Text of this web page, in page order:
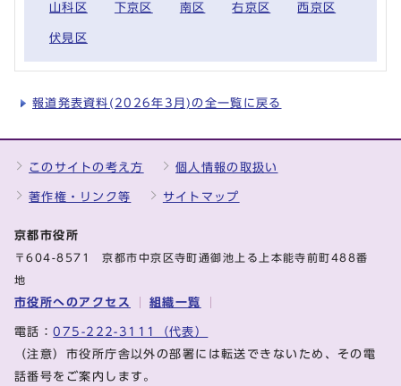
山科区 下京区 南区 右京区 西京区
伏見区
報道発表資料(2026年3月)の全一覧に戻る
このサイトの考え方 個人情報の取扱い
著作権・リンク等 サイトマップ
京都市役所
〒604-8571 京都市中京区寺町通御池上る上本能寺前町488番
地
市役所へのアクセス 組織一覧
電話：075-222-3111（代表）
（注意）市役所庁舎以外の部署には転送できないため、その電
話番号をご案内します。